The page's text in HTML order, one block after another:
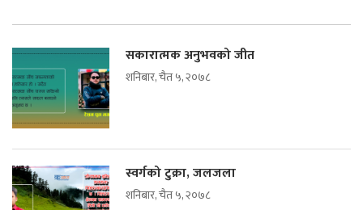
सकारात्मक अनुभवको जीत
शनिबार, चैत ५, २०७८
स्वर्गको टुक्रा, जलजला
शनिबार, चैत ५, २०७८